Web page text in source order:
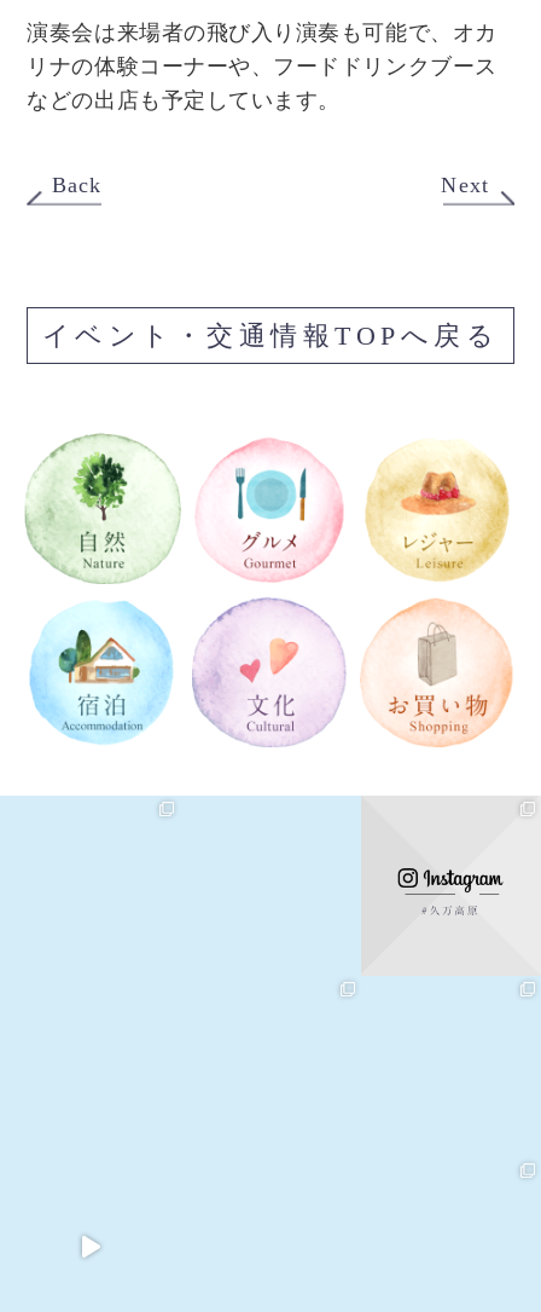
演奏会は来場者の飛び入り演奏も可能で、オカ
リナの体験コーナーや、フードドリンクブース
などの出店も予定しています。
Back Next
イベント・交通情報TOPへ戻る